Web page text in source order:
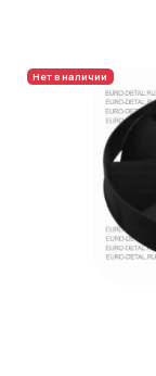
Нет в наличии